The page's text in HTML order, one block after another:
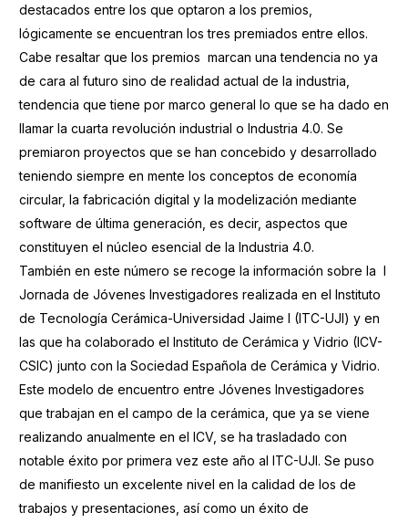
destacados entre los que optaron a los premios,
lógicamente se encuentran los tres premiados entre ellos.
Cabe resaltar que los premios marcan una tendencia no ya
de cara al futuro sino de realidad actual de la industria,
tendencia que tiene por marco general lo que se ha dado en
llamar la cuarta revolución industrial o Industria 4.0. Se
premiaron proyectos que se han concebido y desarrollado
teniendo siempre en mente los conceptos de economía
circular, la fabricación digital y la modelización mediante
software de última generación, es decir, aspectos que
constituyen el núcleo esencial de la Industria 4.0.
También en este número se recoge la información sobre la I
Jornada de Jóvenes Investigadores realizada en el Instituto
de Tecnología Cerámica-Universidad Jaime I (ITC-UJI) y en
las que ha colaborado el Instituto de Cerámica y Vidrio (ICV-
CSIC) junto con la Sociedad Española de Cerámica y Vidrio.
Este modelo de encuentro entre Jóvenes Investigadores
que trabajan en el campo de la cerámica, que ya se viene
realizando anualmente en el ICV, se ha trasladado con
notable éxito por primera vez este año al ITC-UJI. Se puso
de manifiesto un excelente nivel en la calidad de los de
trabajos y presentaciones, así como un éxito de